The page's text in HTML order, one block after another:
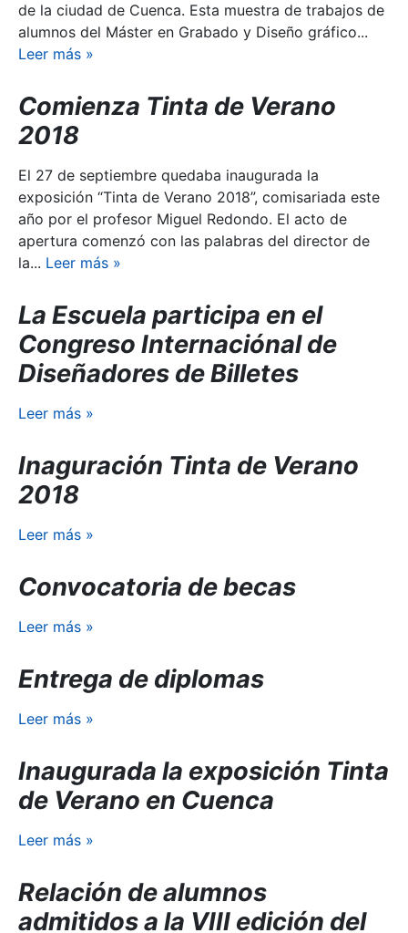
de la ciudad de Cuenca. Esta muestra de trabajos de
alumnos del Máster en Grabado y Diseño gráfico...
Leer más »
Comienza Tinta de Verano
2018
El 27 de septiembre quedaba inaugurada la
exposición “Tinta de Verano 2018”, comisariada este
año por el profesor Miguel Redondo. El acto de
apertura comenzó con las palabras del director de
la... Leer más »
La Escuela participa en el
Congreso Internaciónal de
Diseñadores de Billetes
Leer más »
Inaguración Tinta de Verano
2018
Leer más »
Convocatoria de becas
Leer más »
Entrega de diplomas
Leer más »
Inaugurada la exposición Tinta
de Verano en Cuenca
Leer más »
Relación de alumnos
admitidos a la VIII edición del